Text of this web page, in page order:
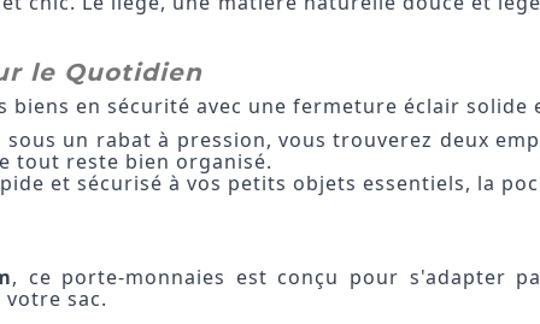
le Quotidien
biens en sécurité avec une fermeture éclair solide
un rabat à pression, vous trouverez deux
tout reste bien organisé.
et sécurisé à vos petits objets essentiels, la
, ce porte-monnaies est conçu pour s'adapter
sac.